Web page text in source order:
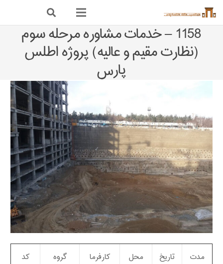
1158 – خدمات مشاوره مرحله سوم
(نظارت مقیم و عالیه) پروژه اطلس
پارس
مدت
تاریخ
محل
کارفرما گروه کد